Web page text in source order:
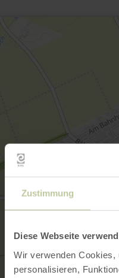
Zustimmung
Diese Webseite
Wir verwenden Cookies,
personalisieren,